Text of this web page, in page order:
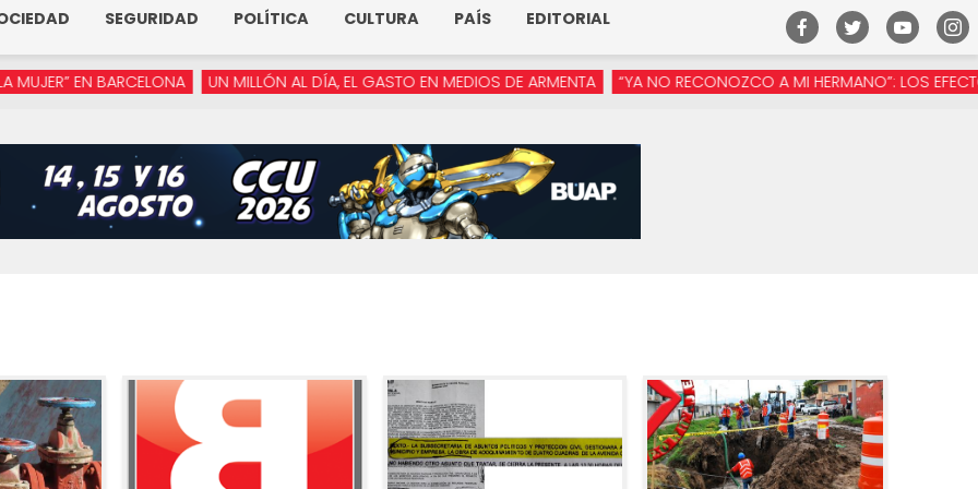
SEGURIDAD POLÍTICA CULTURA PAÍS
EDITORIAL
EN BARCELONA UN MILLÓN AL DÍA, EL GASTO EN MEDIOS DE ARMENTA “YA NO RECONOZCO A MI HERMANO”: LOS EFECTOS DE